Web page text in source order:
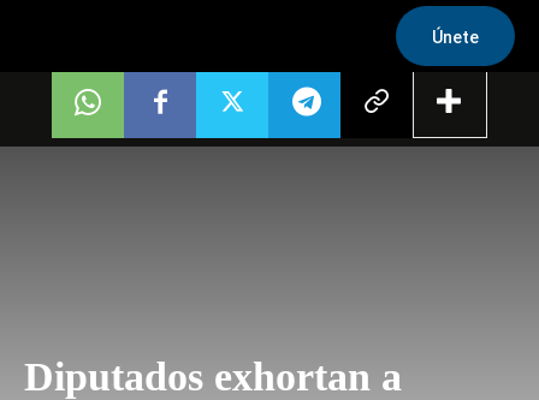
Únete
Diputados exhortan a